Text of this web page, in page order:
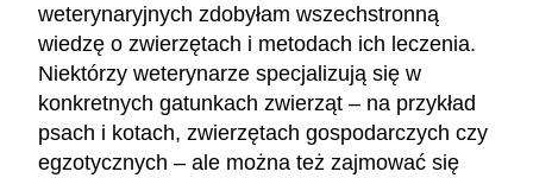
weterynaryjnych zdobyłam wszechstronną
wiedzę o zwierzętach i metodach ich leczenia.
Niektórzy weterynarze specjalizują się w
konkretnych gatunkach zwierząt – na przykład
psach i kotach, zwierzętach gospodarczych czy
egzotycznych – ale można też zajmować się